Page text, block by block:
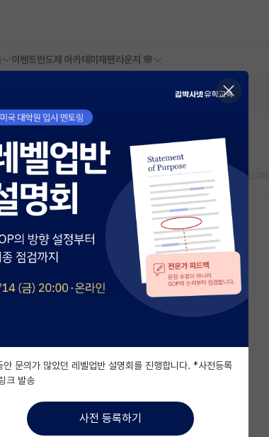
이벤트반도체 아카데미 재팬라운지 🌸
스크랩 신고
안 문의가 많았던 레벨업반 설명회를 진행합니다. *사전등록
크 발송
사전 등록하기